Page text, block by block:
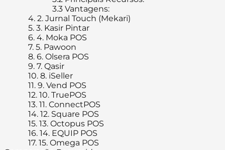
3.3 Vantagens:
4. 2. Jurnal Touch (Mekari)
5. 3. Kasir Pintar
6. 4. Moka POS
7. 5. Pawoon
8. 6. Olsera POS
9. 7. Qasir
10. 8. iSeller
11. 9. Vend POS
12. 10. TruePOS
13. 11. ConnectPOS
14. 12. Square POS
15. 13. Octopus POS
16. 14. EQUIP POS
17. 15. Omega POS